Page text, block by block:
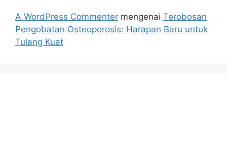
A WordPress Commenter mengenai Terobosan
Pengobatan Osteoporosis: Harapan Baru untuk
Tulang Kuat